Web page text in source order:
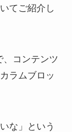
てご紹介し
コンテンツ
ラムブロッ
な」という